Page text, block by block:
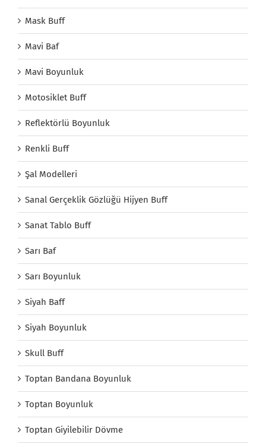
Mask Buff
Mavi Baf
Mavi Boyunluk
Motosiklet Buff
Reflektörlü Boyunluk
Renkli Buff
Şal Modelleri
Sanal Gerçeklik Gözlüğü Hijyen Buff
Sanat Tablo Buff
Sarı Baf
Sarı Boyunluk
Siyah Baff
Siyah Boyunluk
Skull Buff
Toptan Bandana Boyunluk
Toptan Boyunluk
Toptan Giyilebilir Dövme